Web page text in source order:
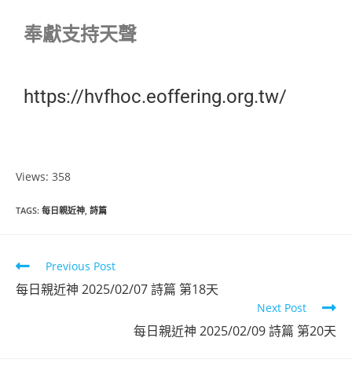
奉獻支持天聲
https://hvfhoc.eoffering.org.tw/
Views: 358
TAGS: 每日親近神 詩篇
Previous Post
每日親近神 2025/02/07 詩篇 第18天
Next Post
每日親近神 2025/02/09 詩篇 第20天